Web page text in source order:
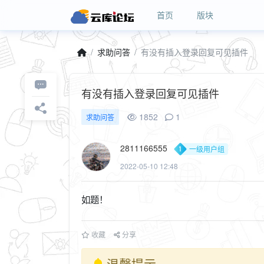
首页 版块
求助问答 有没有插入登录回复可见插件
有没有插入登录回复可见插件
求助问答 1852 1
2811166555
一级用户组
2022-05-10 12:48
如题！
收藏 分享